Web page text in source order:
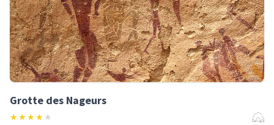
Grotte des Nageurs
★★★★ ★